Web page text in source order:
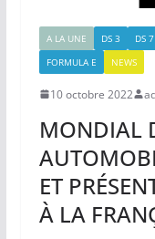
A LA UNE DS 3 DS 7
FORMULA E
NEWS
10 octobre 2022
MONDIAL
ET
À LA